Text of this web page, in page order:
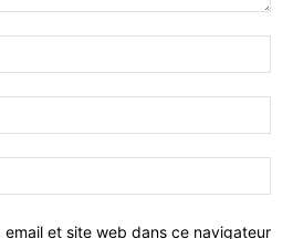
:*
:*
:
email et site web dans ce navigateur